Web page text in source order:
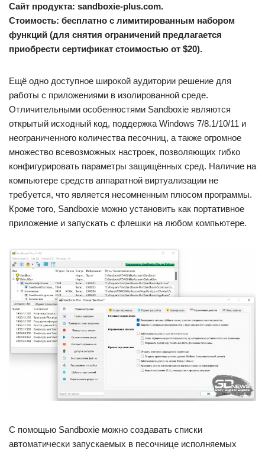
Сайт продукта: sandboxie-plus.com.
Стоимость: бесплатно с лимитированным набором
функций (для снятия ограничений предлагается
приобрести сертификат стоимостью от $20).
Ещё одно доступное широкой аудитории решение для
работы с приложениями в изолированной среде.
Отличительными особенностями Sandboxie являются
открытый исходный код, поддержка Windows 7/8.1/10/11 и
неограниченного количества песочниц, а также огромное
множество всевозможных настроек, позволяющих гибко
конфигурировать параметры защищённых сред. Наличие на
компьютере средств аппаратной виртуализации не
требуется, что является несомненным плюсом программы.
Кроме того, Sandboxie можно установить как портативное
приложение и запускать с флешки на любом компьютере.
С помощью Sandboxie можно создавать списки
автоматически запускаемых в песочнице исполняемых